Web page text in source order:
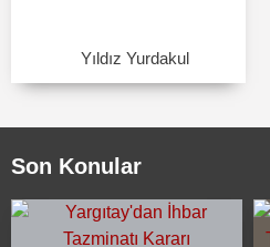
Yıldız Yurdakul
Son Konular